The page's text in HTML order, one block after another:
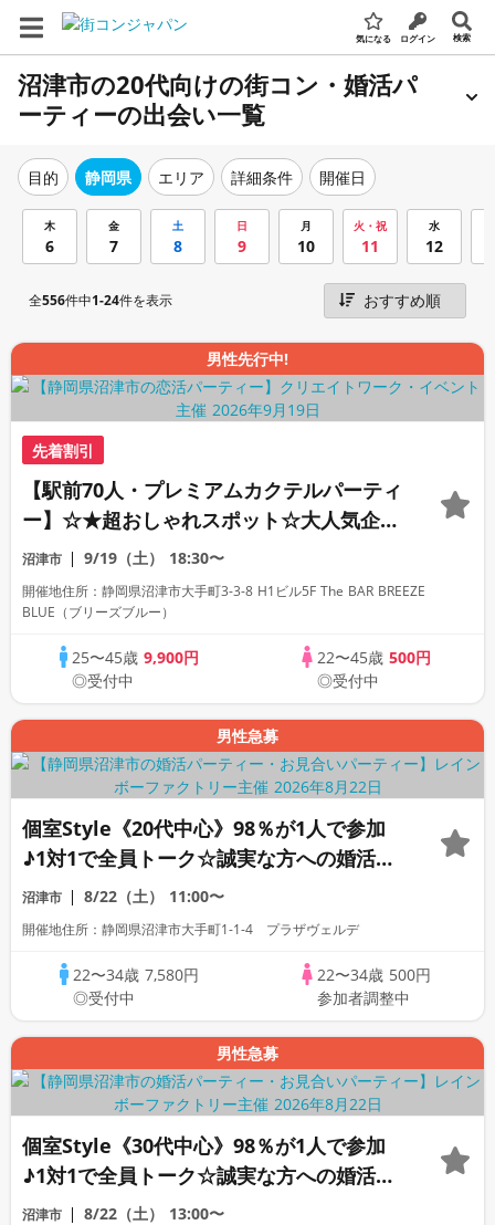
気になる ログイン 検索
沼津市の20代向けの街コン・婚活パ
ーティーの出会い一覧
目的 静岡県 エリア 詳細条件 開催日
木
6
金
7
土
8
日
9
月
10
火・祝
11
水
12
全556件中1-24件を表示
男性先行中!
先着割引
【駅前70人・プレミアムカクテルパーティ
ー】☆★超おしゃれスポット☆大人気企画
☆★～お酒と会話がつなぐ、初夏の出会い
～
沼津市 9/19（土） 18:30〜
開催地住所：静岡県沼津市大手町3-3-8 H1ビル5F The BAR BREEZE
BLUE（ブリーズブルー）
25〜45歳9,900円
◎受付中
22〜45歳 500円
◎受付中
男性急募
個室Style《20代中心》98％が1人で参加
♪1対1で全員トーク☆誠実な方への婚活パ
ーティー
沼津市 8/22（土） 11:00〜
開催地住所：静岡県沼津市大手町1-1-4 プラザヴェルデ
22〜34歳 7,580円
◎受付中
22〜34歳 500円
参加者調整中
男性急募
個室Style《30代中心》98％が1人で参加
♪1対1で全員トーク☆誠実な方への婚活パ
ーティー
沼津市 8/22（土） 13:00〜